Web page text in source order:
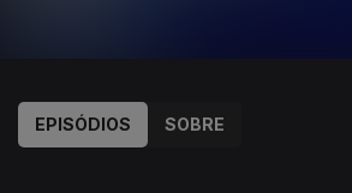
EPISÓDIOS SOBRE